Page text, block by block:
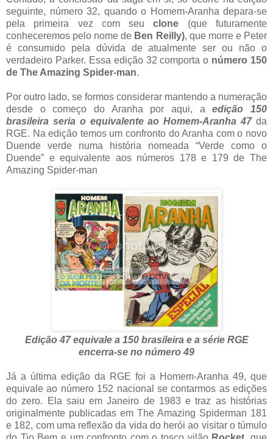
seguinte, número 32, quando o Homem-Aranha depara-se
pela primeira vez com seu clone (que futuramente
conheceremos pelo nome de Ben Reilly), que morre e Peter
é consumido pela dúvida de atualmente ser ou não o
verdadeiro Parker. Essa edição 32 comporta o número 150
de The Amazing Spider-man.
Por outro lado, se formos considerar mantendo a numeração
desde o começo do Aranha por aqui, aedição 150
brasileira seria o equivalente ao Homem-Aranha 47 da
RGE. Na edição temos um confronto do Aranha com o novo
Duende verde numa história nomeada “Verde como o
Duende” e equivalente aos números 178 e 179 de The
Amazing Spider-man
Edição 47 equivale a 150 brasileira e a série RGE
encerra-se no número 49
Já a última edição da RGE foi a Homem-Aranha 49, que
equivale ao número 152 nacional se contarmos as edições
do zero. Ela saiu em Janeiro de 1983 e traz as histórias
originalmente publicadas em The Amazing Spiderman 181
e 182, com uma reflexão da vida do herói ao visitar o túmulo